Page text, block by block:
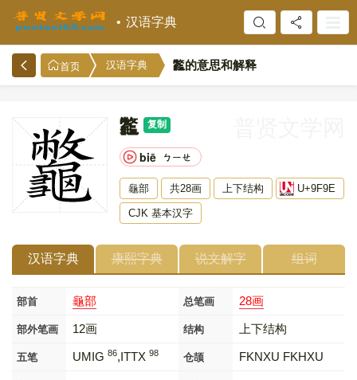
汉语字典
首页 汉语字典 龞的意思和解释
龞 复制
biē ㄅㄧㄝ
龜部 共28画 上下结构 U+9F9E
CJK 基本汉字
汉语字典 康熙字典 说文解字 组词
部首 龜部 总笔画 28画
部外笔画 12画 结构 上下结构
五笔 UMIG 86,ITTX 98 仓颉 FKNXU FKHXU